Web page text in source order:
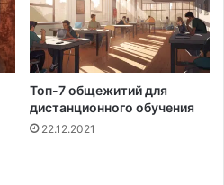
Топ-7 общежитий для
дистанционного обучения
22.12.2021